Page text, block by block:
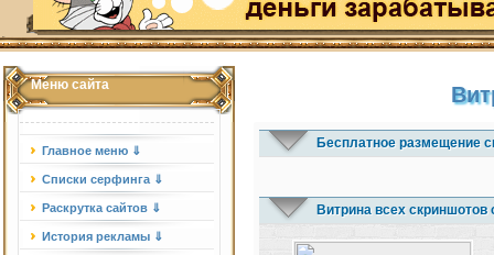
Меню сайта
Главное меню ⇓
Списки серфинга ⇓
Раскрутка сайтов ⇓
История рекламы ⇓
Бесплатное размещение
Витрина всех скриншотов